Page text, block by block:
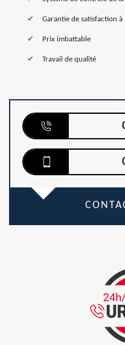
Garantie de satisfaction à
Prix imbattable
Travail de qualité